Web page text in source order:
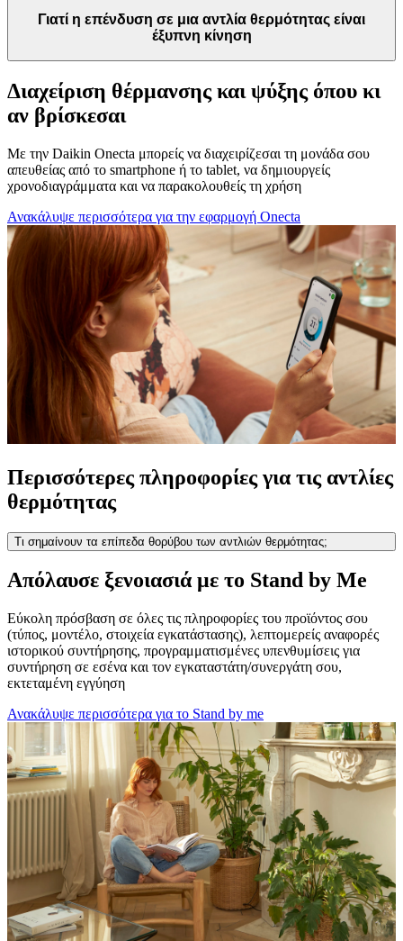
Γιατί η επένδυση σε μια αντλία θερμότητας είναι
έξυπνη κίνηση
Διαχείριση θέρμανσης και ψύξης όπου κι
αν βρίσκεσαι
Με την Daikin Onecta μπορείς να διαχειρίζεσαι τη μονάδα σου
απευθείας από το smartphone ή το tablet, να δημιουργείς
χρονοδιαγράμματα και να παρακολουθείς τη χρήση
Ανακάλυψε περισσότερα για την εφαρμογή Onecta
Περισσότερες πληροφορίες για τις αντλίες
θερμότητας
Τι σημαίνουν τα επίπεδα θορύβου των αντλιών θερμότητας;
Απόλαυσε ξενοιασιά με το Stand by Me
Εύκολη πρόσβαση σε όλες τις πληροφορίες του προϊόντος σου
(τύπος, μοντέλο, στοιχεία εγκατάστασης), λεπτομερείς αναφορές
ιστορικού συντήρησης, προγραμματισμένες υπενθυμίσεις για
συντήρηση σε εσένα και τον εγκαταστάτη/συνεργάτη σου,
εκτεταμένη εγγύηση
Ανακάλυψε περισσότερα για το Stand by me